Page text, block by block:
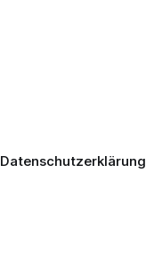
Datenschutzerklärung